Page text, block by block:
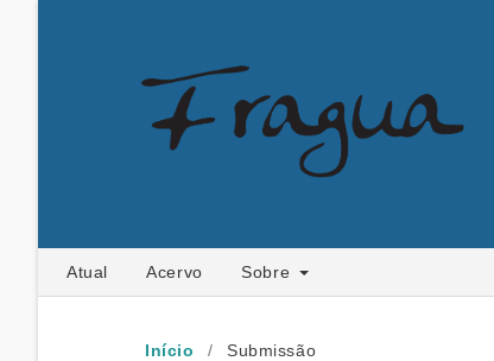
Atual Acervo Sobre
Início / Submissão